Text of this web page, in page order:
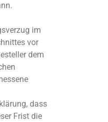
im
vor
dem
dass
Frist die